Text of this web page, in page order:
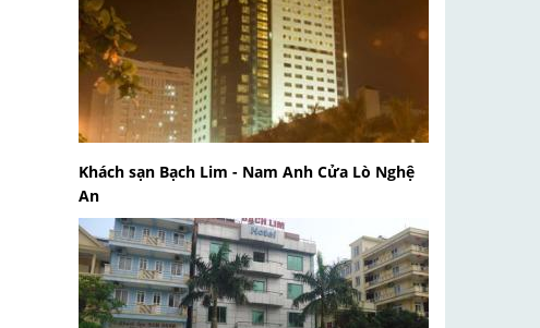
Khách sạn Bạch Lim - Nam Anh Cửa Lò Nghệ
An